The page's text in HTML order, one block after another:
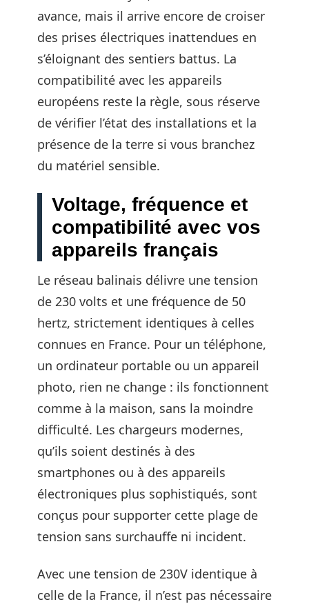
avance, mais il arrive encore de croiser
des prises électriques inattendues en
s’éloignant des sentiers battus. La
compatibilité avec les appareils
européens reste la règle, sous réserve
de vérifier l’état des installations et la
présence de la terre si vous branchez
du matériel sensible.
Voltage, fréquence et
compatibilité avec vos
appareils français
Le réseau balinais délivre une tension
de 230 volts et une fréquence de 50
hertz, strictement identiques à celles
connues en France. Pour un téléphone,
un ordinateur portable ou un appareil
photo, rien ne change : ils fonctionnent
comme à la maison, sans la moindre
difficulté. Les chargeurs modernes,
qu’ils soient destinés à des
smartphones ou à des appareils
électroniques plus sophistiqués, sont
conçus pour supporter cette plage de
tension sans surchauffe ni incident.
Avec une tension de 230V identique à
celle de la France, il n’est pas nécessaire